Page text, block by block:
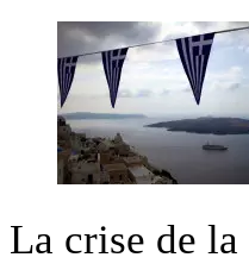
La crise de la